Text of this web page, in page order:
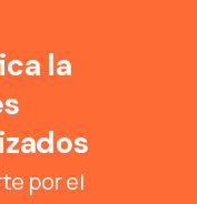
la
por el